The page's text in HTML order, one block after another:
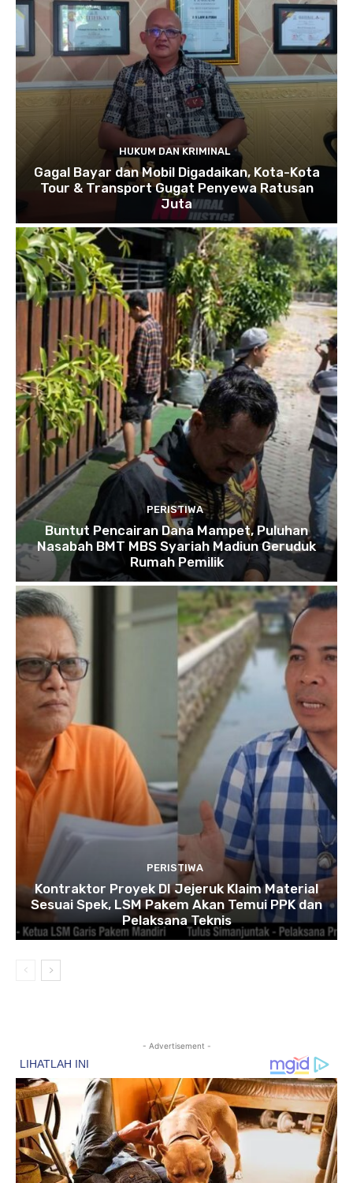
HUKUM DAN KRIMINAL
Gagal Bayar dan Mobil Digadaikan, Kota-Kota
Tour & Transport Gugat Penyewa Ratusan
Juta
PERISTIWA
Buntut Pencairan Dana Mampet, Puluhan
Nasabah BMT MBS Syariah Madiun Geruduk
Rumah Pemilik
PERISTIWA
Kontraktor Proyek DI Jejeruk Klaim Material
Sesuai Spek, LSM Pakem Akan Temui PPK dan
Pelaksana Teknis
- Advertisement -